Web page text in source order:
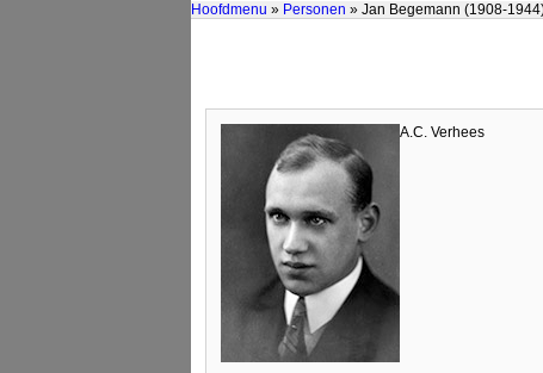
Hoofdmenu » Personen » Jan Begemann (1908-
A.C. Verhees